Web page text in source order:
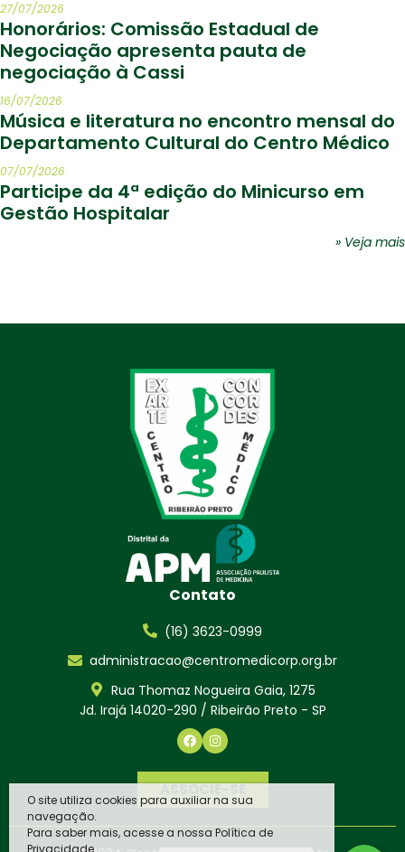
27/07/2026
Honorários: Comissão Estadual de
Negociação apresenta pauta de
negociação à Cassi
16/07/2026
Música e literatura no encontro mensal do
Departamento Cultural do Centro Médico
07/07/2026
Participe da 4ª edição do Minicurso em
Gestão Hospitalar
» Veja mais
Contato
(16) 3623-0999
administracao@centromedicorp.org.br
Rua Thomaz Nogueira Gaia, 1275
Jd. Irajá 14020-290 / Ribeirão Preto - SP
ASSOCIE-SE
O site utiliza cookies para auxiliar na sua
navegação.
Para saber mais, acesse a nossa Política de
Privacidade.